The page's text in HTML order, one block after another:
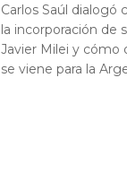
Carlos Saúl dialogó
la incorporación de
Javier Milei y cómo
se viene para la